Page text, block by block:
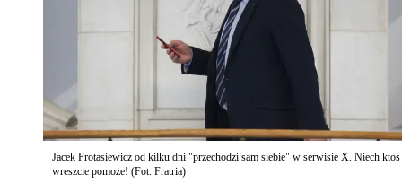
Jacek Protasiewicz od kilku dni "przechodzi sam siebie" w serwisie X. Niech
wreszcie pomoże! (Fot. Fratria)